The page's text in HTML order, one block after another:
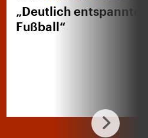
„Deutlich entspannter
Fußball“